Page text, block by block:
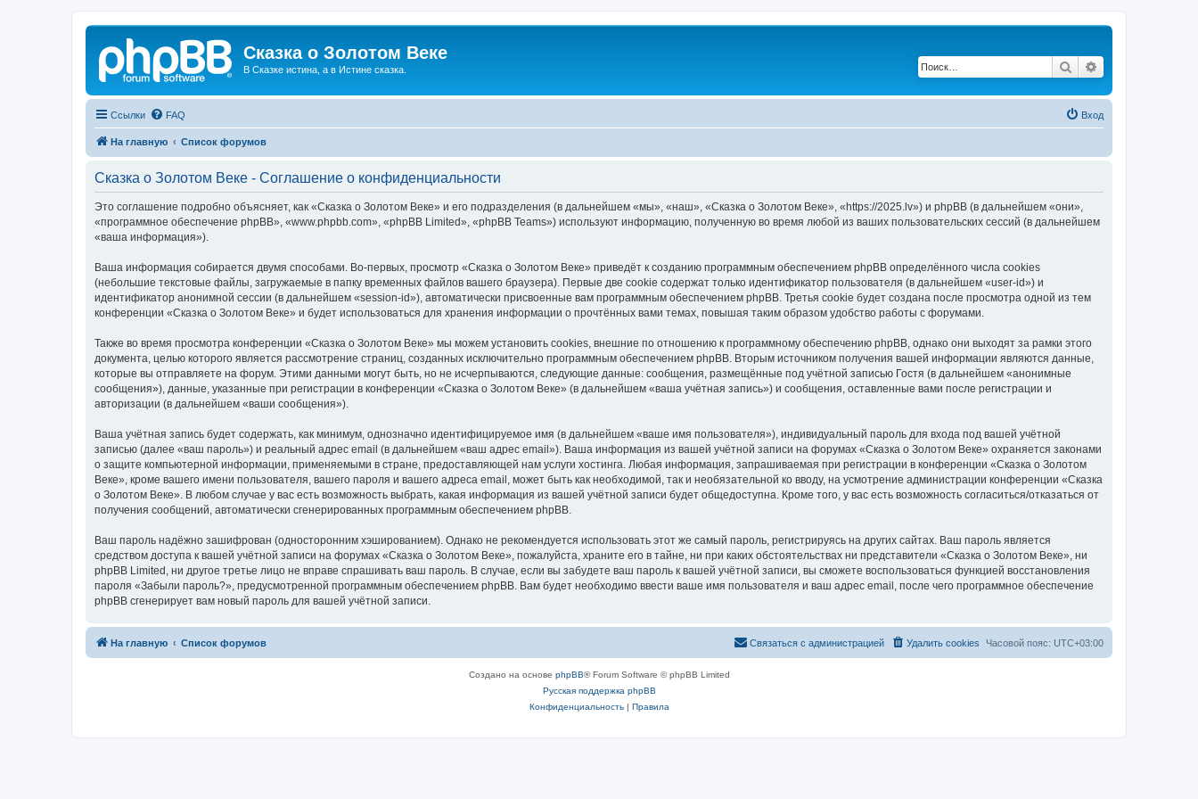
Сказка о Золотом Веке
В Сказке истина, а в Истине сказка. Поиск
Ссылки FAQ Вход
На главную Список форумов
Сказка о Золотом Веке - Соглашение о конфиденциальности
Это соглашение подробно объясняет, как «Сказка о Золотом Веке» и его подразделения (в дальнейшем «мы», «наш», «Сказка о Золотом Веке», «https://2025.lv») и phpBB (в дальнейшем «они»,
«программное обеспечение phpBB», «www.phpbb.com», «phpBB Limited», «phpBB Teams») используют информацию, полученную во время любой из ваших пользовательских сессий (в дальнейшем
«ваша информация»).
Ваша информация собирается двумя способами. Во-первых, просмотр «Сказка о Золотом Веке» приведёт к созданию программным обеспечением phpBB определённого числа cookies
(небольшие текстовые файлы, загружаемые в папку временных файлов вашего браузера). Первые две cookie содержат только идентификатор пользователя (в дальнейшем «user-id») и
идентификатор анонимной сессии (в дальнейшем «session-id»), автоматически присвоенные вам программным обеспечением phpBB. Третья cookie будет создана после просмотра одной из тем
конференции «Сказка о Золотом Веке» и будет использоваться для хранения информации о прочтённых вами темах, повышая таким образом удобство работы с форумами.
Также во время просмотра конференции «Сказка о Золотом Веке» мы можем установить cookies, внешние по отношению к программному обеспечению phpBB, однако они выходят за рамки этого
документа, целью которого является рассмотрение страниц, созданных исключительно программным обеспечением phpBB. Вторым источником получения вашей информации являются данные,
которые вы отправляете на форум. Этими данными могут быть, но не исчерпываются, следующие данные: сообщения, размещённые под учётной записью Гостя (в дальнейшем «анонимные
сообщения»), данные, указанные при регистрации в конференции «Сказка о Золотом Веке» (в дальнейшем «ваша учётная запись») и сообщения, оставленные вами после регистрации и
авторизации (в дальнейшем «ваши сообщения»).
Ваша учётная запись будет содержать, как минимум, однозначно идентифицируемое имя (в дальнейшем «ваше имя пользователя»), индивидуальный пароль для входа под вашей учётной
записью (далее «ваш пароль») и реальный адрес email (в дальнейшем «ваш адрес email»). Ваша информация из вашей учётной записи на форумах «Сказка о Золотом Веке» охраняется законами
о защите компьютерной информации, применяемыми в стране, предоставляющей нам услуги хостинга. Любая информация, запрашиваемая при регистрации в конференции «Сказка о Золотом
Веке», кроме вашего имени пользователя, вашего пароля и вашего адреса email, может быть как необходимой, так и необязательной ко вводу, на усмотрение администрации конференции «Сказка
о Золотом Веке». В любом случае у вас есть возможность выбрать, какая информация из вашей учётной записи будет общедоступна. Кроме того, у вас есть возможность согласиться/отказаться от
получения сообщений, автоматически сгенерированных программным обеспечением phpBB.
Ваш пароль надёжно зашифрован (односторонним хэшированием). Однако не рекомендуется использовать этот же самый пароль, регистрируясь на других сайтах. Ваш пароль является
средством доступа к вашей учётной записи на форумах «Сказка о Золотом Веке», пожалуйста, храните его в тайне, ни при каких обстоятельствах ни представители «Сказка о Золотом Веке», ни
phpBB Limited, ни другое третье лицо не вправе спрашивать ваш пароль. В случае, если вы забудете ваш пароль к вашей учётной записи, вы сможете воспользоваться функцией восстановления
пароля «Забыли пароль?», предусмотренной программным обеспечением phpBB. Вам будет необходимо ввести ваше имя пользователя и ваш адрес email, после чего программное обеспечение
phpBB сгенерирует вам новый пароль для вашей учётной записи.
На главную Список форумов Часовой пояс: UTC+03:00
Удалить cookies
Связаться с администрацией
Создано на основе phpBB® Forum Software © phpBB Limited
Русская поддержка phpBB
Конфиденциальность| Правила